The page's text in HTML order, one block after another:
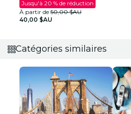
Jusqu'à 20 % de réduction
À partir de 50,00 $AU
40,00 $AU
Catégories similaires